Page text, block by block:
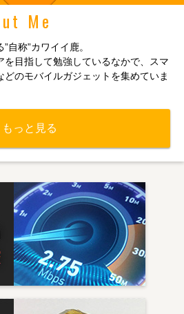
Me
自称”カワイイ鹿。
を目指して勉強しているなかで、スマ
のモバイルガジェットを集めていま
もっと見る